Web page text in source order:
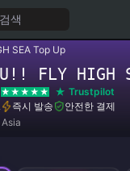
검색
SEA Top Up
FLY HIGH
Trustpilot
즉시 발송
안전한 결제